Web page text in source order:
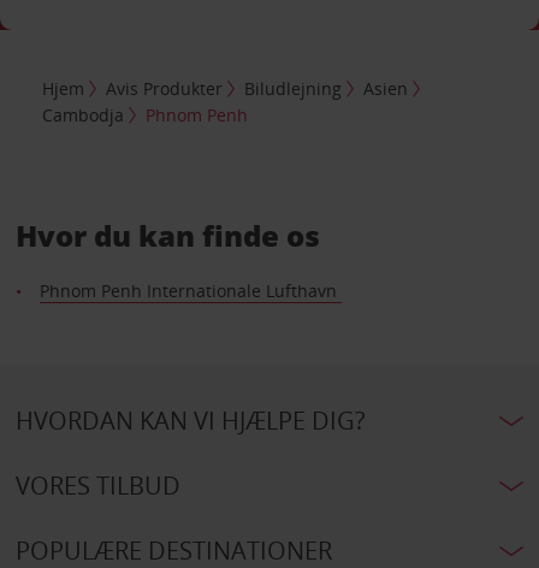
Hjem Avis Produkter Biludlejning
Asien
Cambodja
Phnom Penh
Hvor du kan finde os
Phnom Penh Internationale Lufthavn
HVORDAN KAN VI HJÆLPE DIG?
VORES TILBUD
POPULÆRE DESTINATIONER